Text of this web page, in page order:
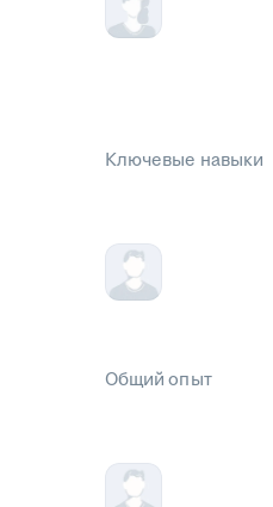
Ключевые навыки
Общий опыт